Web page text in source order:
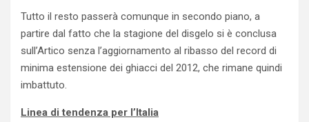
Tutto il resto passerà comunque in secondo piano, a
partire dal fatto che la stagione del disgelo si è conclusa
sull’Artico senza l’aggiornamento al ribasso del record di
minima estensione dei ghiacci del 2012, che rimane quindi
imbattuto.
Linea di tendenza per l’Italia